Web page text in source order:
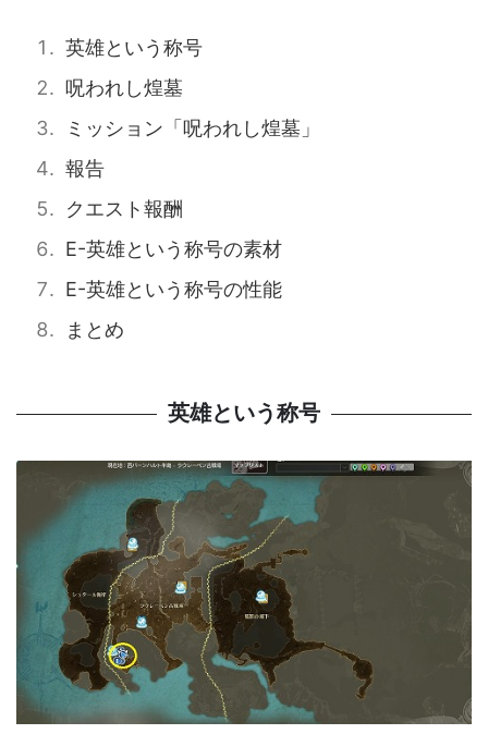
英雄という称号
呪われし煌墓
ミッション「呪われし煌墓」
報告
クエスト報酬
E-英雄という称号の素材
E-英雄という称号の性能
まとめ
英雄という称号